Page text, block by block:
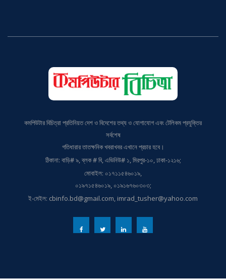
কমপিউটার বিচিত্রা প্রতিনিয়ত দেশ ও বিদেশের তথ্য ও যোগাযোগ এবং টেলিকম প্রযুক্তির
সর্বশেষ
গতিধারার তাতক্ষনিক খবরাখবর এখানে প্রচার হবে।
ঠিকানা: বাড়ি# ৯, ব্লক # বি, এভিনিউ# ১, মিরপুর-১০, ঢাকা-১২১৬;
মোবাইল: ০১৭১১৫৪৬০১৯,
০১৯৭১৫৪৬০১৯, ০১৯১৬৭৬০৩০৩;
ই-মেইল: cbinfo.bd@gmail.com, imrad_tusher@yahoo.com